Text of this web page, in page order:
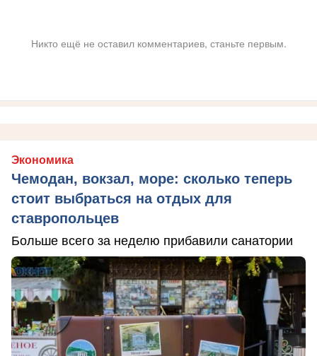
Никто ещё не оставил комментариев, станьте первым.
Экономика
Чемодан, вокзал, море: сколько теперь
стоит выбраться на отдых для
ставропольцев
Больше всего за неделю прибавили санатории